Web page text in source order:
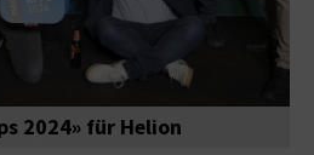
2024» für Helion